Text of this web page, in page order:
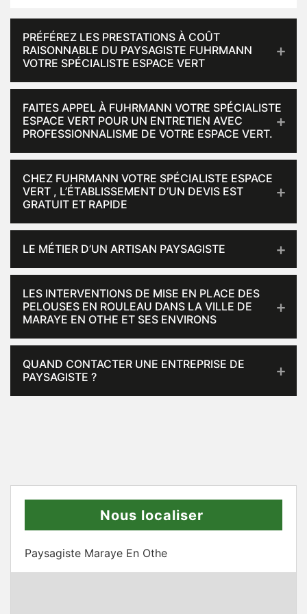
PRÉFÉREZ LES PRESTATIONS À COÛT
RAISONNABLE DU PAYSAGISTE FUHRMANN
VOTRE SPÉCIALISTE ESPACE VERT
FAITES APPEL À FUHRMANN VOTRE SPÉCIALISTE
ESPACE VERT POUR UN ENTRETIEN AVEC
PROFESSIONNALISME DE VOTRE ESPACE VERT.
CHEZ FUHRMANN VOTRE SPÉCIALISTE ESPACE
VERT , L’ÉTABLISSEMENT D’UN DEVIS EST
GRATUIT ET RAPIDE
LE MÉTIER D’UN ARTISAN PAYSAGISTE
LES INTERVENTIONS DE MISE EN PLACE DES
PELOUSES EN ROULEAU DANS LA VILLE DE
MARAYE EN OTHE ET SES ENVIRONS
QUAND CONTACTER UNE ENTREPRISE DE
PAYSAGISTE ?
Nous localiser
Paysagiste Maraye En Othe